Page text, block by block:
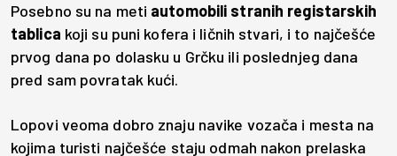
Posebno su na meti automobili stranih registarskih
tablica koji su puni kofera i ličnih stvari, i to najčešće
prvog dana po dolasku u Grčku ili poslednjeg dana
pred sam povratak kući.
Lopovi veoma dobro znaju navike vozača i mesta na
kojima turisti najčešće staju odmah nakon prelaska